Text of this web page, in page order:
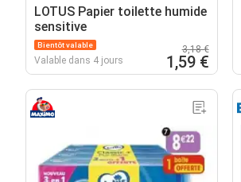
LOTUS Papier toilette humide
sensitive
Bientôt valable
Valable dans 4 jours
3,18 €
1,59 €